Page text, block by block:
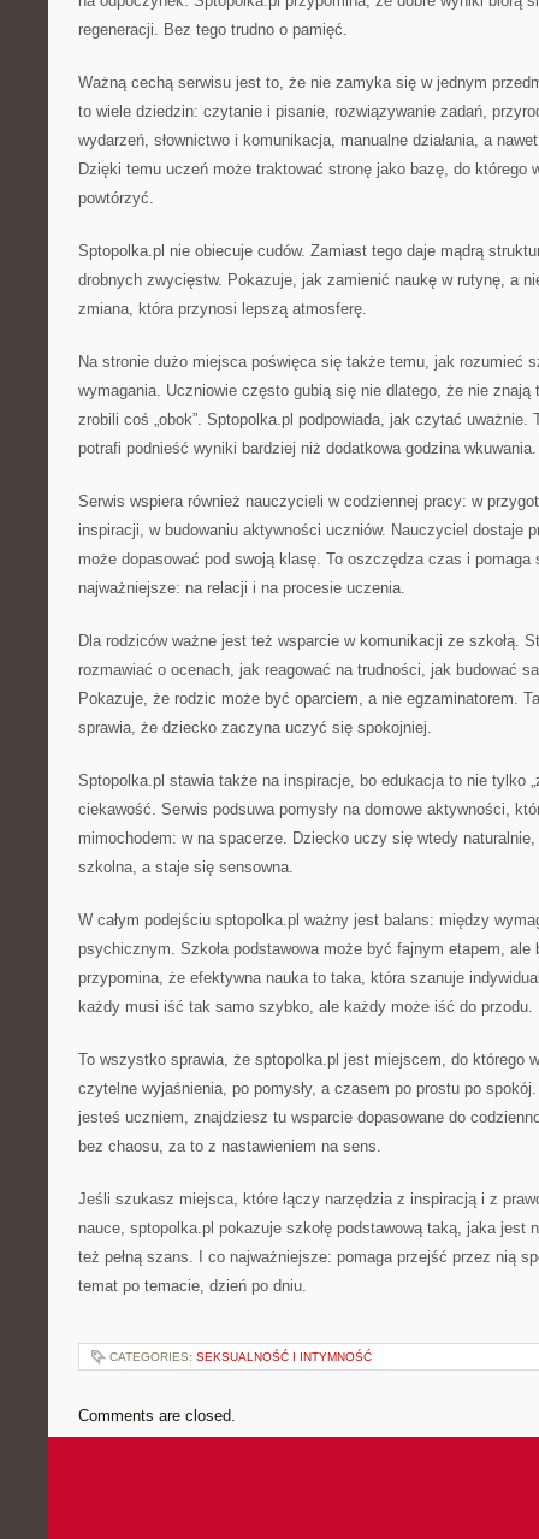
regeneracji. Bez tego trudno o pamięć.
Ważną cechą serwisu jest to, że nie zamyka się w jednym
to wiele dziedzin: czytanie i pisanie, rozwiązywanie zadań,
wydarzeń, słownictwo i komunikacja, manualne działania, a
Dzięki temu uczeń może traktować stronę jako bazę, do którego
powtórzyć.
Sptopolka.pl nie obiecuje cudów. Zamiast tego daje mądrą
drobnych zwycięstw. Pokazuje, jak zamienić naukę w rutynę, a
zmiana, która przynosi lepszą atmosferę.
Na stronie dużo miejsca poświęca się także temu, jak rozumieć
wymagania. Uczniowie często gubią się nie dlatego, że nie
zrobili coś „obok”. Sptopolka.pl podpowiada, jak czytać uważnie.
potrafi podnieść wyniki bardziej niż dodatkowa godzina wkuwania.
Serwis wspiera również nauczycieli w codziennej pracy: w
inspiracji, w budowaniu aktywności uczniów. Nauczyciel dostaje
może dopasować pod swoją klasę. To oszczędza czas i
najważniejsze: na relacji i na procesie uczenia.
Dla rodziców ważne jest też wsparcie w komunikacji ze szkołą.
rozmawiać o ocenach, jak reagować na trudności, jak budować
Pokazuje, że rodzic może być oparciem, a nie egzaminatorem.
sprawia, że dziecko zaczyna uczyć się spokojniej.
Sptopolka.pl stawia także na inspiracje, bo edukacja to nie tylko
ciekawość. Serwis podsuwa pomysły na domowe aktywności,
mimochodem: w na spacerze. Dziecko uczy się wtedy
szkolna, a staje się sensowna.
W całym podejściu sptopolka.pl ważny jest balans: między
psychicznym. Szkoła podstawowa może być fajnym etapem, ale
przypomina, że efektywna nauka to taka, która szanuje
każdy musi iść tak samo szybko, ale każdy może iść do przodu.
To wszystko sprawia, że sptopolka.pl jest miejscem, do którego
czytelne wyjaśnienia, po pomysły, a czasem po prostu po
jesteś uczniem, znajdziesz tu wsparcie dopasowane do
bez chaosu, za to z nastawieniem na sens.
Jeśli szukasz miejsca, które łączy narzędzia z inspiracją i z
nauce, sptopolka.pl pokazuje szkołę podstawową taką, jaka jest
też pełną szans. I co najważniejsze: pomaga przejść przez nią
temat po temacie, dzień po dniu.
CATEGORIES: SEKSUALNOŚĆ I INTYMNOŚĆ
Comments are closed.